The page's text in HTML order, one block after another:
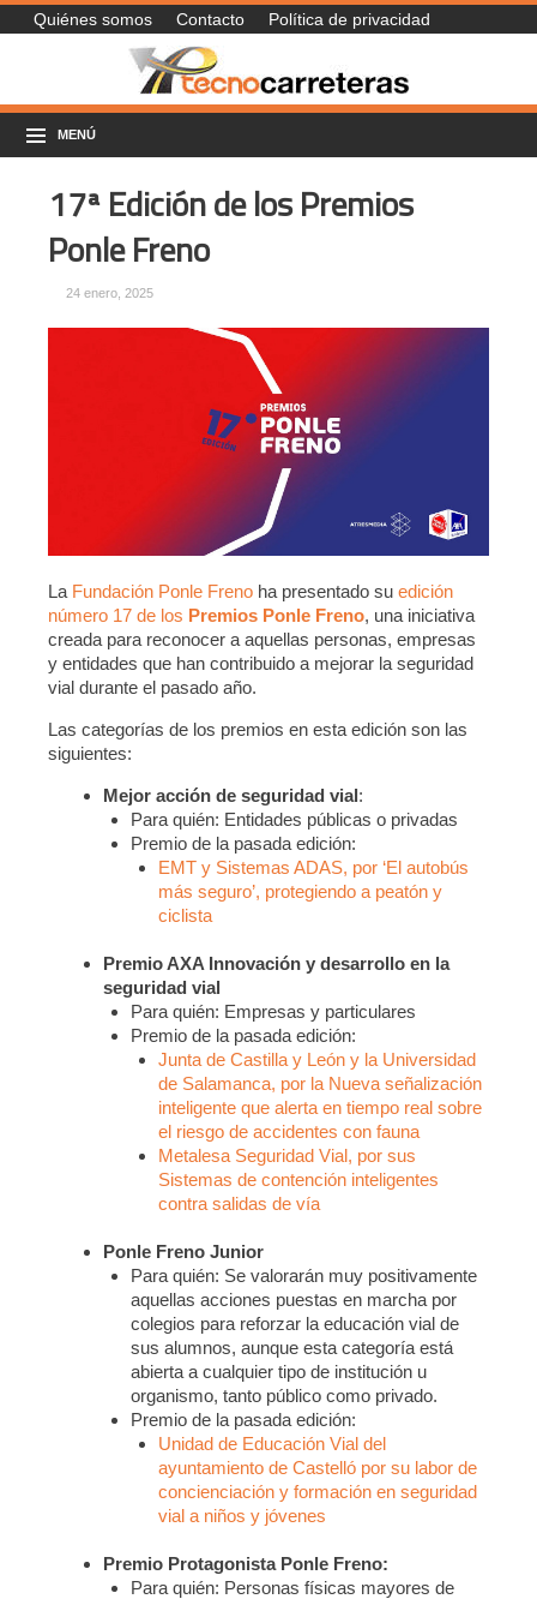
Quiénes somos Contacto Política de privacidad
MENÚ
17ª Edición de los Premios
Ponle Freno
24 enero, 2025
La Fundación Ponle Freno ha presentado su edición
número 17 de los Premios Ponle Freno, una iniciativa
creada para reconocer a aquellas personas, empresas
y entidades que han contribuido a mejorar la seguridad
vial durante el pasado año.
Las categorías de los premios en esta edición son las
siguientes:
Mejor acción de seguridad vial:
Para quién: Entidades públicas o privadas
Premio de la pasada edición:
EMT y Sistemas ADAS, por ‘El autobús
más seguro’, protegiendo a peatón y
ciclista
Premio AXA Innovación y desarrollo en la
seguridad vial
Para quién: Empresas y particulares
Premio de la pasada edición:
Junta de Castilla y León y la Universidad
de Salamanca, por la Nueva señalización
inteligente que alerta en tiempo real sobre
el riesgo de accidentes con fauna
Metalesa Seguridad Vial, por sus
Sistemas de contención inteligentes
contra salidas de vía
Ponle Freno Junior
Para quién: Se valorarán muy positivamente
aquellas acciones puestas en marcha por
colegios para reforzar la educación vial de
sus alumnos, aunque esta categoría está
abierta a cualquier tipo de institución u
organismo, tanto público como privado.
Premio de la pasada edición:
Unidad de Educación Vial del
ayuntamiento de Castelló por su labor de
concienciación y formación en seguridad
vial a niños y jóvenes
Premio Protagonista Ponle Freno:
Para quién: Personas físicas mayores de